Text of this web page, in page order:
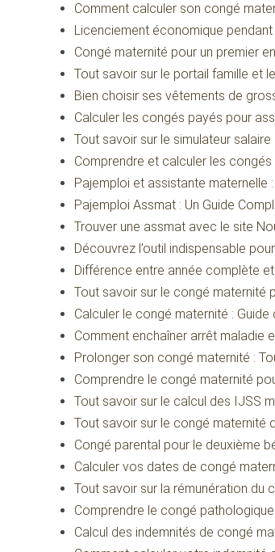
Comment calculer son congé
Licenciement économique
Congé maternité pour un premier
Tout savoir sur le portail famille et
Bien choisir ses vêtements de
Calculer les congés payés pour
Tout savoir sur le simulateur
Comprendre et calculer les
Pajemploi et assistante maternelle
Pajemploi Assmat : Un Guide
Trouver une assmat avec le site
Découvrez l’outil indispensable
Différence entre année complète
Tout savoir sur le congé maternité
Calculer le congé maternité :
Comment enchaîner arrêt maladie
Prolonger son congé maternité :
Comprendre le congé maternité
Tout savoir sur le calcul des IJSS
Tout savoir sur le congé maternité
Congé parental pour le deuxième
Calculer vos dates de congé
Tout savoir sur la rémunération du
Comprendre le congé
Calcul des indemnités de congé